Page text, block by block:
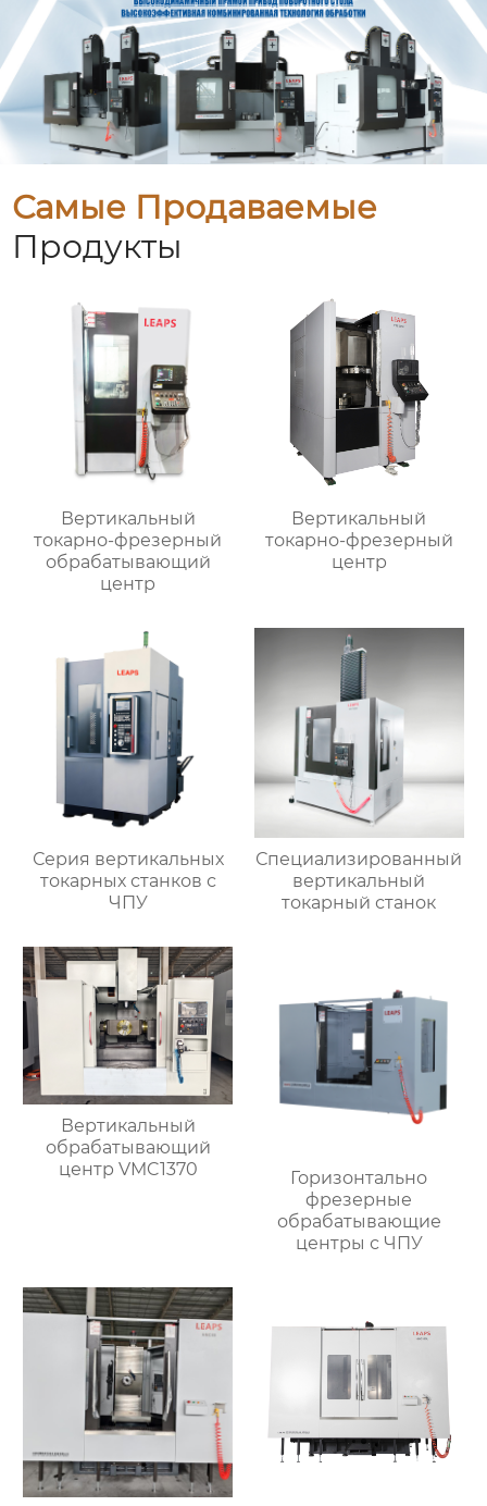
Самые Продаваемые
Продукты
Вертикальный
токарно-фрезерный
обрабатывающий
центр
Вертикальный
токарно-фрезерный
центр
Серия вертикальных
токарных станков с
ЧПУ
Специализированный
вертикальный
токарный станок
Вертикальный
обрабатывающий
центр VMC1370
Горизонтально
фрезерные
обрабатывающие
центры с ЧПУ